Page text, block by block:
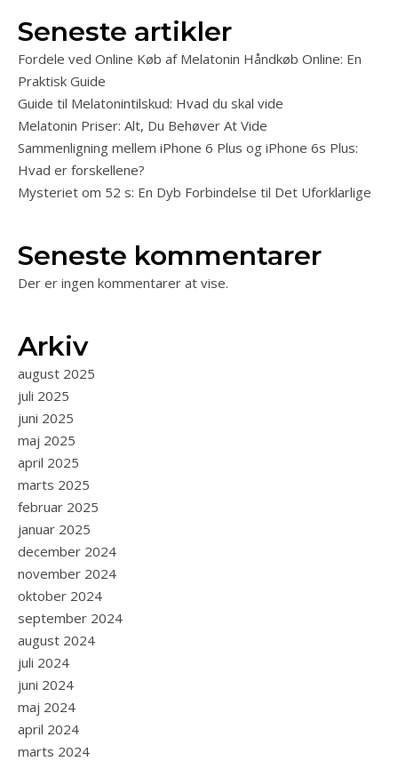
Seneste artikler
Fordele ved Online Køb af Melatonin Håndkøb Online: En
Praktisk Guide
Guide til Melatonintilskud: Hvad du skal vide
Melatonin Priser: Alt, Du Behøver At Vide
Sammenligning mellem iPhone 6 Plus og iPhone 6s Plus:
Hvad er forskellene?
Mysteriet om 52 s: En Dyb Forbindelse til Det Uforklarlige
Seneste kommentarer
Der er ingen kommentarer at vise.
Arkiv
august 2025
juli 2025
juni 2025
maj 2025
april 2025
marts 2025
februar 2025
januar 2025
december 2024
november 2024
oktober 2024
september 2024
august 2024
juli 2024
juni 2024
maj 2024
april 2024
marts 2024